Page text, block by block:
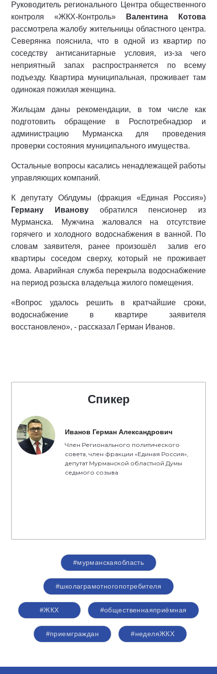
Руководитель регионального Центра общественного
контроля «ЖКХ-Контроль»
Валентина Котова
рассмотрела жалобу жительницы областного центра.
Северянка пояснила, что в одной из квартир по
соседству антисанитарные условия, из-за чего
неприятный запах распространяется по всему
подъезду. Квартира муниципальная, проживает там
одинокая пожилая женщина.
Жильцам даны рекомендации, в том числе как
подготовить обращение в Роспотребнадзор и
администрацию Мурманска для проведения
проверки состояния муниципального имущества.
Остальные вопросы касались ненадлежащей работы
управляющих компаний.
К депутату Облдумы (фракция «Единая Россия»)
Герману Ивановуобратился пенсионер из
Мурманска. Мужчина жаловался на отсутствие
горячего и холодного водоснабжения в ванной. По
словам заявителя, ранее произошёл залив его
квартиры соседом сверху, который не проживает
дома. Аварийная служба перекрыла водоснабжение
на период розыска владельца жилого помещения.
«Вопрос удалось решить в кратчайшие сроки,
водоснабжение в квартире заявителя
восстановлено», - рассказал Герман Иванов.
Спикер
Иванов Герман Александрович
Член Регионального политического
совета, член фракции «Единая Россия»,
депутат Мурманской областной Думы
седьмого созыва
#мурманскаяобласть
#школаграмотногопотребителя
#ЖКХ #общественнаяприёмная
#приемграждан #неделяЖКХ